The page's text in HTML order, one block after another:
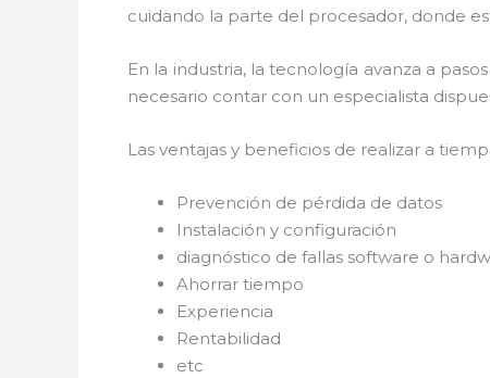
cuidando la parte del procesador, donde
En la industria, la tecnología avanza a
necesario contar con un especialista
Las ventajas y beneficios de realizar a
Prevención de pérdida de datos
Instalación y configuración
diagnóstico de fallas software o
Ahorrar tiempo
Experiencia
Rentabilidad
etc